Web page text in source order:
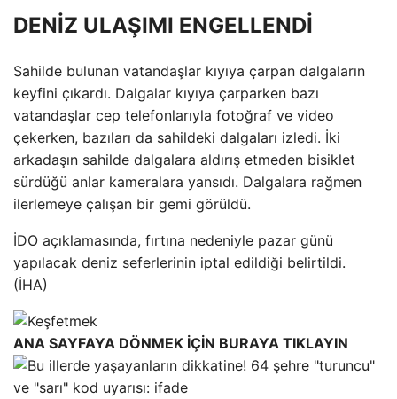
DENİZ ULAŞIMI ENGELLENDİ
Sahilde bulunan vatandaşlar kıyıya çarpan dalgaların
keyfini çıkardı. Dalgalar kıyıya çarparken bazı
vatandaşlar cep telefonlarıyla fotoğraf ve video
çekerken, bazıları da sahildeki dalgaları izledi. İki
arkadaşın sahilde dalgalara aldırış etmeden bisiklet
sürdüğü anlar kameralara yansıdı. Dalgalara rağmen
ilerlemeye çalışan bir gemi görüldü.
İDO açıklamasında, fırtına nedeniyle pazar günü
yapılacak deniz seferlerinin iptal edildiği belirtildi.
(İHA)
ANA SAYFAYA DÖNMEK İÇİN BURAYA TIKLAYIN